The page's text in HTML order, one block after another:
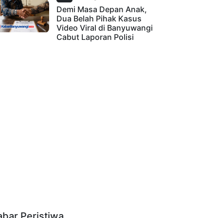
Demi Masa Depan Anak,
Dua Belah Pihak Kasus
Video Viral di Banyuwangi
Cabut Laporan Polisi